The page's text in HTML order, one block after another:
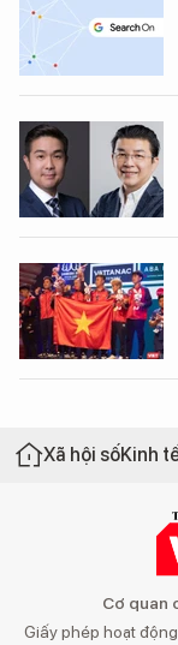
Xã hội sốKinh
Cơ quan
Giấy phép hoạt